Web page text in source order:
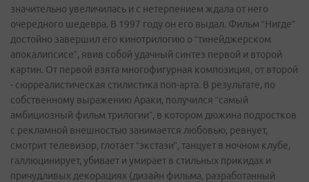
значительно увеличилась и с нетерпением ждала от него
очередного шедевра. В 1997 году он его выдал. Фильм “Нигде”
достойно завершил его кинотрилогию о “тинейджерском
апокалипсисе”, явив собой удачный синтез первой и второй
картин. От первой взята многофигурная композиция, от второй
- сюрреалистическая стилистика поп-арта. В результате, по
собственному выражению Араки, получился “самый
амбициозный фильм трилогии”, в котором дюжина подростков
с рекламной внешностью занимается любовью, ревнует,
смотрит телевизор, глотает “экстази”, танцует в ночном клубе,
галлюцинирует, убивает и умирает в стильных прикидах и
причудливых декорациях (дизайн фильма, разработанный